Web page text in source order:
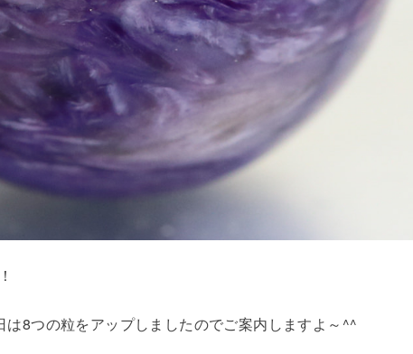
8つの粒をアップしましたのでご案内しますよ～^^